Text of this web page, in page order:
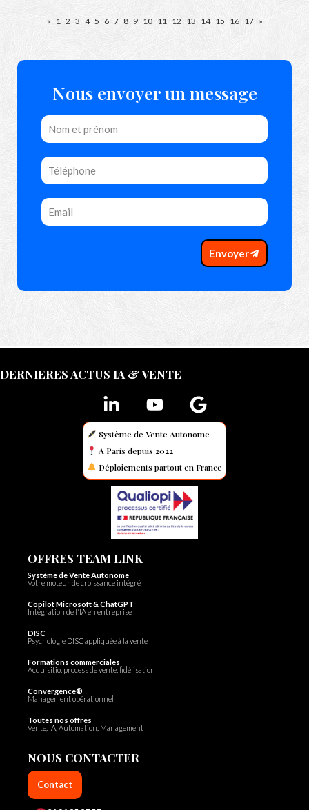
« 1 2 3 4 5 6 7 8 9 10 11 12 13 14 15 16 17 »
Nous envoyer un message
Envoyer
DERNIERES ACTUS IA & VENTE
Système de Vente Autonome
A Paris depuis 2022
Déploiements partout en France
OFFRES TEAM LINK
Système de Vente Autonome
Votre moteur de croissance intégré
Copilot Microsoft & ChatGPT
Intégration de l'IA en entreprise
DISC
Psychologie DISC appliquée à la vente
Formations commerciales
Acquisitio, process de vente, fidélisation
Convergence®
Management opérationnel
Toutes nos offres
Vente, IA, Automation, Management
NOUS CONTACTER
Contact